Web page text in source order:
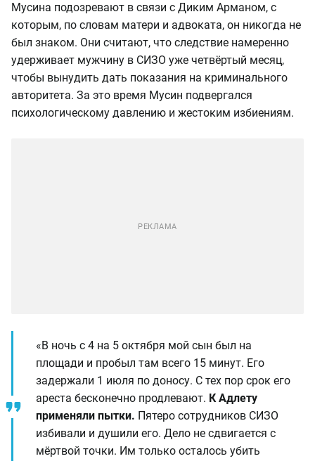
Мусина подозревают в связи с Диким Арманом, с
которым, по словам матери и адвоката, он никогда не
был знаком. Они считают, что следствие намеренно
удерживает мужчину в СИЗО уже четвёртый месяц,
чтобы вынудить дать показания на криминального
авторитета. За это время Мусин подвергался
психологическому давлению и жестоким избиениям.
«В ночь с 4 на 5 октября мой сын был на
площади и пробыл там всего 15 минут. Его
задержали 1 июля по доносу. С тех пор срок его
ареста бесконечно продлевают. К Адлету
применяли пытки. Пятеро сотрудников СИЗО
избивали и душили его. Дело не сдвигается с
мёртвой точки. Им только осталось убить